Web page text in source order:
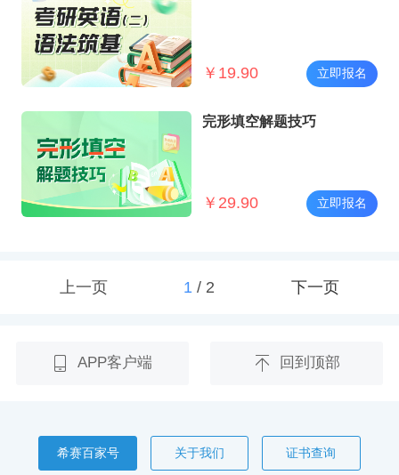
￥ 19.90 立即报名
完形填空解题技巧
￥ 29.90 立即报名
上一页 1/ 2 下一页
APP客户端 回到顶部
希赛百家号 关于我们 证书查询